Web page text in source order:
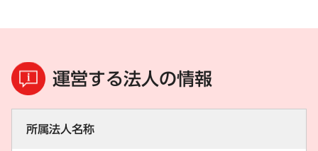
運営する法人の情報
所属法人名称